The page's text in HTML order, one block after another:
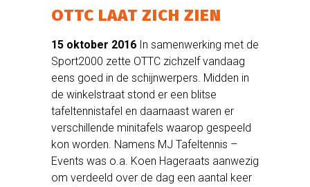
OTTC LAAT ZICH ZIEN
15 oktober 2016 In samenwerking met de
Sport2000 zette OTTC zichzelf vandaag
eens goed in de schijnwerpers. Midden in
de winkelstraat stond er een blitse
tafeltennistafel en daarnaast waren er
verschillende minitafels waarop gespeeld
kon worden. Namens MJ Tafeltennis –
Events was o.a. Koen Hageraats aanwezig
om verdeeld over de dag een aantal keer